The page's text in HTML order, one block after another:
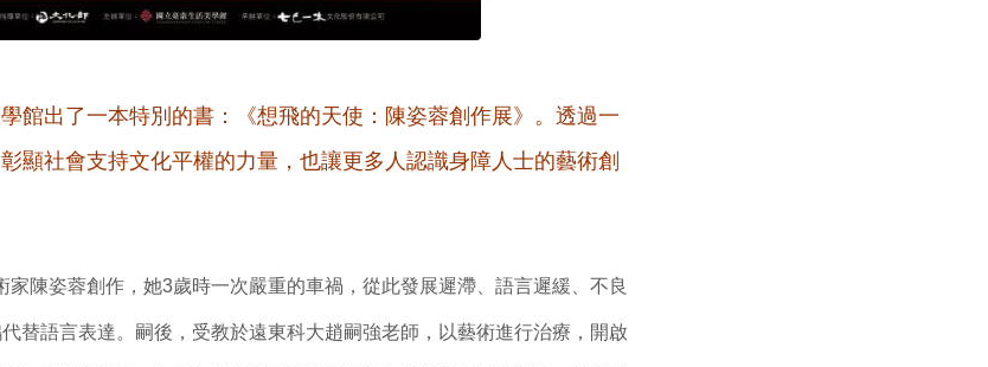
館出了一本特別的書：《想飛的天使：陳姿蓉創作展》。透過一
顯社會支持文化平權的力量，也讓更多人認識身障人士的藝術創
姿蓉創作，她3歲時一次嚴重的車禍，從此發展遲滯、語言遲緩、不良
替語言表達。嗣後，受教於遠東科大趙嗣強老師，以藝術進行治療，開啟